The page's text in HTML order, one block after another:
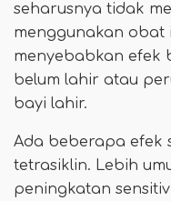
seharusnya tidak
menggunakan obat
menyebabkan efek
belum lahir atau
bayi lahir.
Ada beberapa efek
tetrasiklin. Lebih
peningkatan